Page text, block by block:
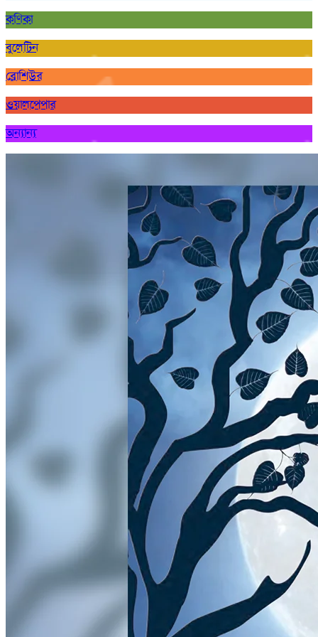
কণিকা
বুলেটিন
ব্রোশিউর
ওয়ালপেপার
অন্যান্য